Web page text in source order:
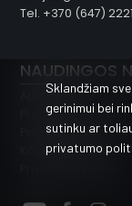
Sklandžiam
gerinimui bei
sutinku ar
privatumo
Tel. +370 (647)
NAUDINGOS
Apie mus
Produktai namams
Produktai
Kiti produktai